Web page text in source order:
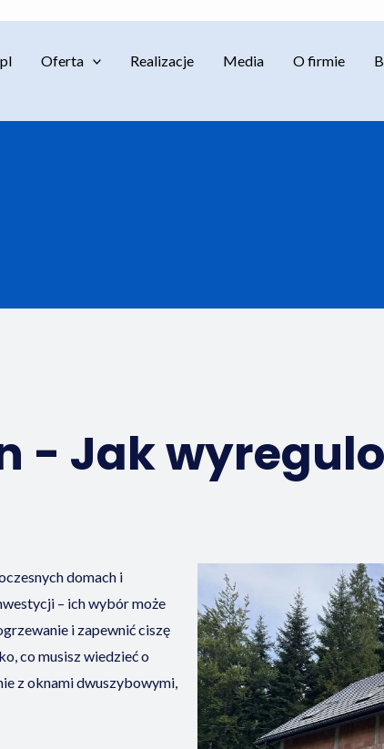
Oferta Realizacje Media O firmie
- Jak
domach i
– ich wybór może
i zapewnić ciszę
co musisz wiedzieć o
z oknami dwuszybowymi,